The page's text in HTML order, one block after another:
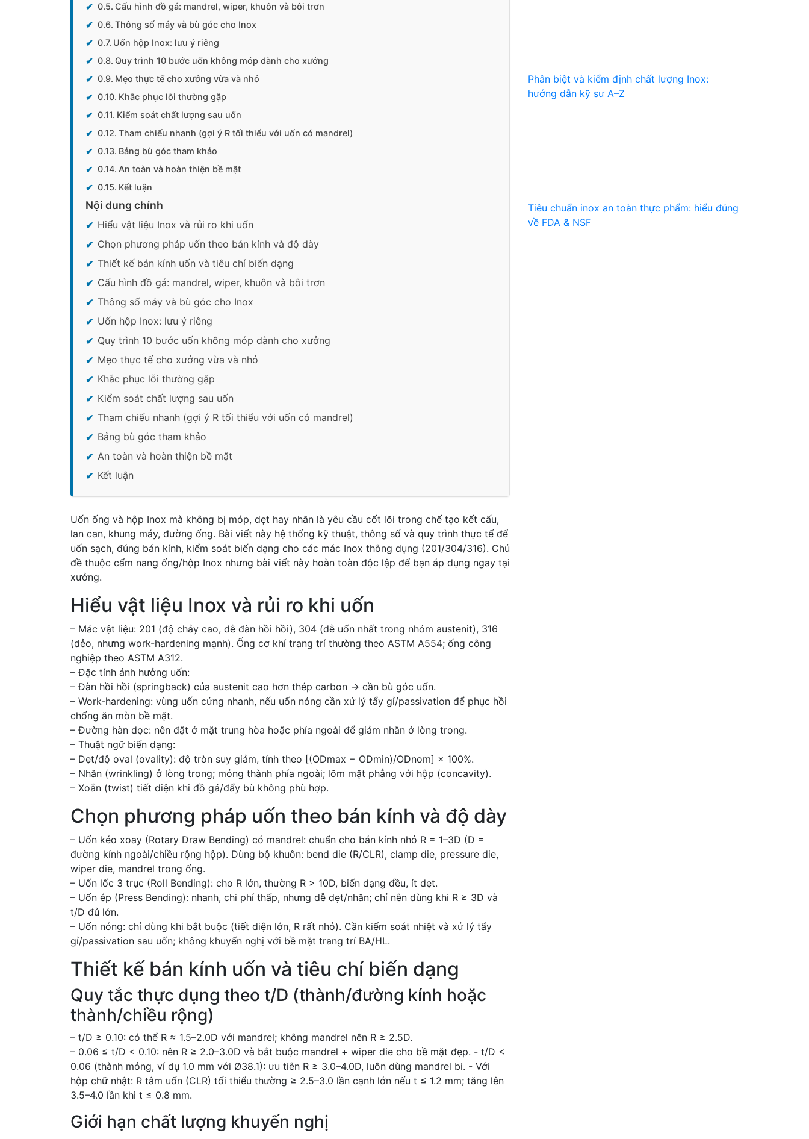
Cấu hình đồ gá: mandrel, wiper, khuôn và bôi trơn
Thông số máy và bù góc cho Inox
Uốn hộp Inox: lưu ý riêng
Quy trình 10 bước uốn không móp dành cho xưởng
Mẹo thực tế cho xưởng vừa và nhỏ
Khắc phục lỗi thường gặp
Kiểm soát chất lượng sau uốn
Tham chiếu nhanh (gợi ý R tối thiểu với uốn có mandrel)
Bảng bù góc tham khảo
An toàn và hoàn thiện bề mặt
Kết luận
Nội dung chính
Hiểu vật liệu Inox và rủi ro khi uốn
Chọn phương pháp uốn theo bán kính và độ dày
Thiết kế bán kính uốn và tiêu chí biến dạng
Cấu hình đồ gá: mandrel, wiper, khuôn và bôi trơn
Thông số máy và bù góc cho Inox
Uốn hộp Inox: lưu ý riêng
Quy trình 10 bước uốn không móp dành cho xưởng
Mẹo thực tế cho xưởng vừa và nhỏ
Khắc phục lỗi thường gặp
Kiểm soát chất lượng sau uốn
Tham chiếu nhanh (gợi ý R tối thiểu với uốn có mandrel)
Bảng bù góc tham khảo
An toàn và hoàn thiện bề mặt
Kết luận
Uốn ống và hộp Inox mà không bị móp, dẹt hay nhăn là yêu cầu cốt lõi trong chế tạo kết cấu,
lan can, khung máy, đường ống. Bài viết này hệ thống kỹ thuật, thông số và quy trình thực tế để
uốn sạch, đúng bán kính, kiểm soát biến dạng cho các mác Inox thông dụng (201/304/316). Chủ
đề thuộc cẩm nang ống/hộp Inox nhưng bài viết này hoàn toàn độc lập để bạn áp dụng ngay tại
xưởng.
Hiểu vật liệu Inox và rủi ro khi uốn
– Mác vật liệu: 201 (độ chảy cao, dễ đàn hồi hồi), 304 (dễ uốn nhất trong nhóm austenit), 316
(dẻo, nhưng work-hardening mạnh). Ống cơ khí trang trí thường theo ASTM A554; ống công
nghiệp theo ASTM A312.
– Đặc tính ảnh hưởng uốn:
– Đàn hồi hồi (springback) của austenit cao hơn thép carbon → cần bù góc uốn.
– Work-hardening: vùng uốn cứng nhanh, nếu uốn nóng cần xử lý tẩy gỉ/passivation để phục hồi
chống ăn mòn bề mặt.
– Đường hàn dọc: nên đặt ở mặt trung hòa hoặc phía ngoài để giảm nhăn ở lòng trong.
– Thuật ngữ biến dạng:
– Dẹt/độ oval (ovality): độ tròn suy giảm, tính theo [(ODmax − ODmin)/ODnom] × 100%.
– Nhăn (wrinkling) ở lòng trong; mỏng thành phía ngoài; lõm mặt phẳng với hộp (concavity).
– Xoắn (twist) tiết diện khi đồ gá/đẩy bù không phù hợp.
Chọn phương pháp uốn theo bán kính và độ dày
– Uốn kéo xoay (Rotary Draw Bending) có mandrel: chuẩn cho bán kính nhỏ R = 1–3D (D =
đường kính ngoài/chiều rộng hộp). Dùng bộ khuôn: bend die (R/CLR), clamp die, pressure die,
wiper die, mandrel trong ống.
– Uốn lốc 3 trục (Roll Bending): cho R lớn, thường R > 10D, biến dạng đều, ít dẹt.
– Uốn ép (Press Bending): nhanh, chi phí thấp, nhưng dễ dẹt/nhăn; chỉ nên dùng khi R ≥ 3D và
t/D đủ lớn.
– Uốn nóng: chỉ dùng khi bắt buộc (tiết diện lớn, R rất nhỏ). Cần kiểm soát nhiệt và xử lý tẩy
gỉ/passivation sau uốn; không khuyến nghị với bề mặt trang trí BA/HL.
Thiết kế bán kính uốn và tiêu chí biến dạng
Quy tắc thực dụng theo t/D (thành/đường kính hoặc
thành/chiều rộng)
– t/D ≥ 0.10: có thể R ≈ 1.5–2.0D với mandrel; không mandrel nên R ≥ 2.5D.
– 0.06 ≤ t/D < 0.10: nên R ≥ 2.0–3.0D và bắt buộc mandrel + wiper die cho bề mặt đẹp. - t/D <
0.06 (thành mỏng, ví dụ 1.0 mm với Ø38.1): ưu tiên R ≥ 3.0–4.0D, luôn dùng mandrel bi. - Với
hộp chữ nhật: R tâm uốn (CLR) tối thiểu thường ≥ 2.5–3.0 lần cạnh lớn nếu t ≤ 1.2 mm; tăng lên
3.5–4.0 lần khi t ≤ 0.8 mm.
Giới hạn chất lượng khuyến nghị
Phân biệt và kiểm định chất lượng Inox:
hướng dẫn kỹ sư A–Z
Tiêu chuẩn inox an toàn thực phẩm: hiểu đúng
về FDA & NSF